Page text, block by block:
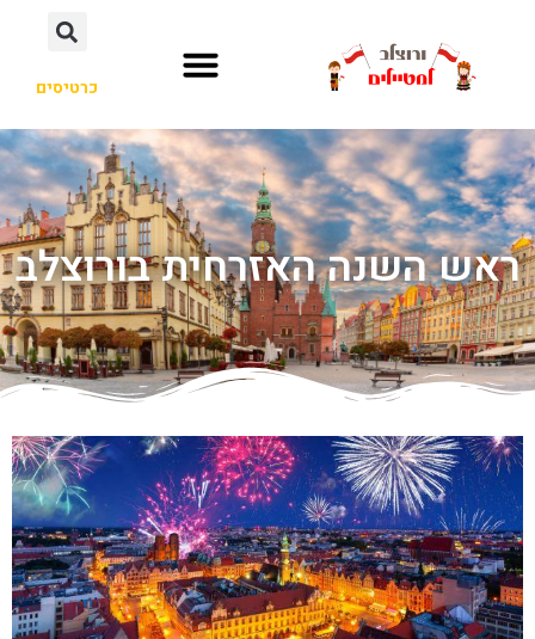
כרטיסים
ראש השנה האזרחית בורוצלב